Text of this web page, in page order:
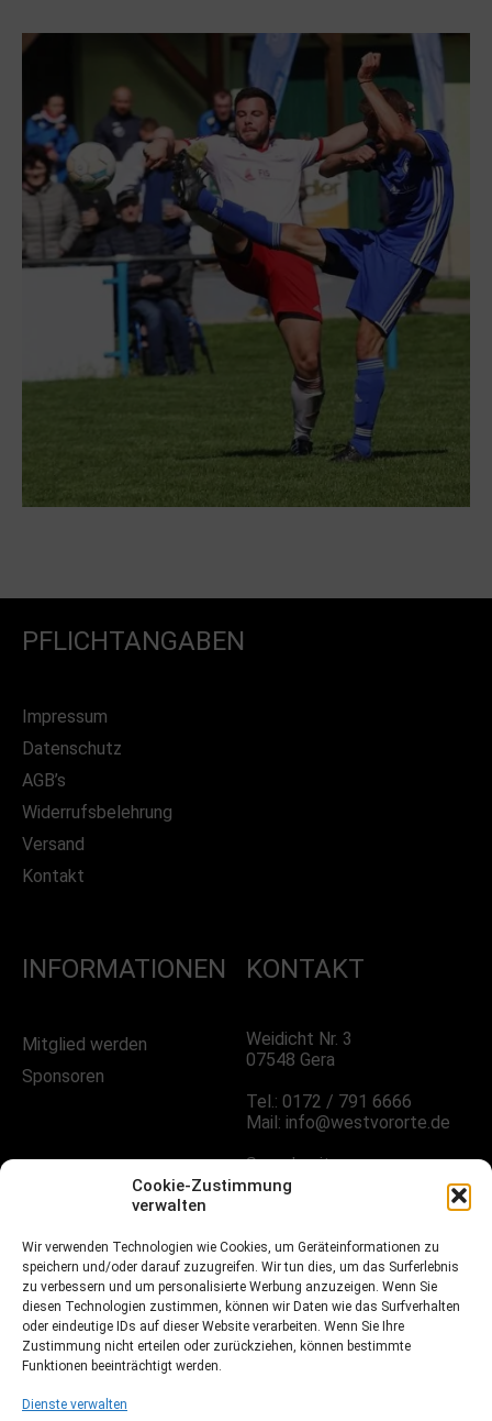
Cookie-Zustimmung
verwalten
Wir verwenden Technologien wie Cookies, um Geräteinformationen zu
speichern und/oder darauf zuzugreifen. Wir tun dies, um das Surferlebnis
zu verbessern und um personalisierte Werbung anzuzeigen. Wenn Sie
diesen Technologien zustimmen, können wir Daten wie das Surfverhalten
oder eindeutige IDs auf dieser Website verarbeiten. Wenn Sie Ihre
Zustimmung nicht erteilen oder zurückziehen, können bestimmte
Funktionen beeinträchtigt werden.
Dienste verwalten
PFLICHTANGABEN
Impressum
Datenschutz
AGB’s
Widerrufsbelehrung
Versand
Kontakt
INFORMATIONEN
Mitglied werden
Sponsoren
KONTAKT
Weidicht Nr. 3
07548 Gera
Tel.: 0172 / 791 6666
Mail: info@westvororte.de
Sprechzeiten:
Nach Vereinbarung
FOLGE UNS!
Facebook